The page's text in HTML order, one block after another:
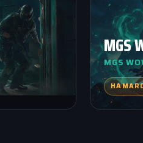
MGS
MGS